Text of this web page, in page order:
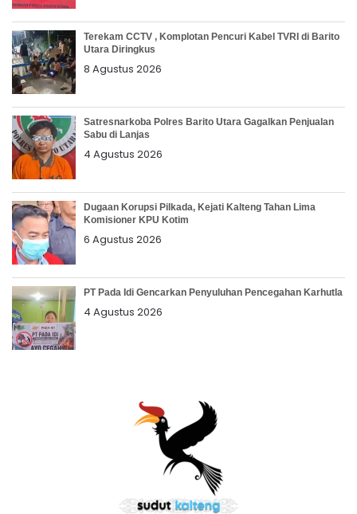
Terekam CCTV , Komplotan Pencuri Kabel TVRI di Barito
Utara Diringkus
8 Agustus 2026
Satresnarkoba Polres Barito Utara Gagalkan Penjualan
Sabu di Lanjas
4 Agustus 2026
Dugaan Korupsi Pilkada, Kejati Kalteng Tahan Lima
Komisioner KPU Kotim
6 Agustus 2026
PT Pada Idi Gencarkan Penyuluhan Pencegahan Karhutla
4 Agustus 2026